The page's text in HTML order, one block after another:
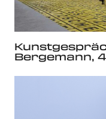
Bergemann,